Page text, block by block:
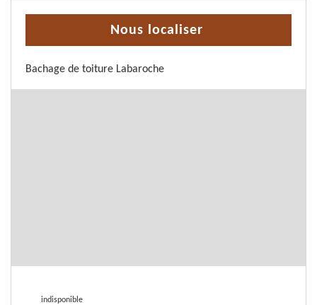
Nous localiser
Bachage de toiture Labaroche
indisponible